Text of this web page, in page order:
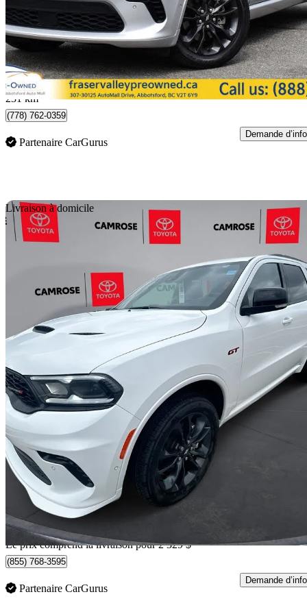
43 501 $ Affaire
588 $/mois env.
Abbotsford, BC
231 km
(778) 762-0359
Partenaire CarGurus
Demande d’info
Livraison à domicile
2026 Dodge Durango
GT Plus AWD4 400 km
54 317 $
777 $/mois env.
Livraison à domicile de Camrose, AB
Le prix comprend la livraison pour 2 329 $
(855) 768-3595
Partenaire CarGurus
Demande d’info